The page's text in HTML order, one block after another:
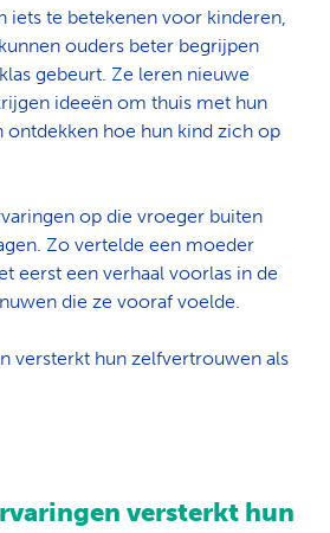
iets te betekenen voor kinderen,
ouders beter begrijpen
gebeurt. Ze leren nieuwe
ideeën om thuis met hun
ontdekken hoe hun kind zich op
op die vroeger buiten
Zo vertelde een moeder
eerst een verhaal voorlas in de
die ze vooraf voelde.
versterkt hun zelfvertrouwen als
versterkt hun